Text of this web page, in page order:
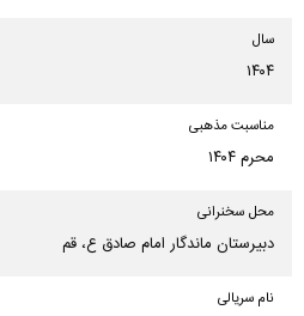
سال
۱۴۰۴
مناسبت مذهبی
محرم ۱۴۰۴
محل سخنرانی
دبیرستان ماندگار امام صادق ع، قم
نام سریالی